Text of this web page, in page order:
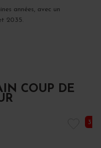
années, avec un
2035.
COUP DE
3